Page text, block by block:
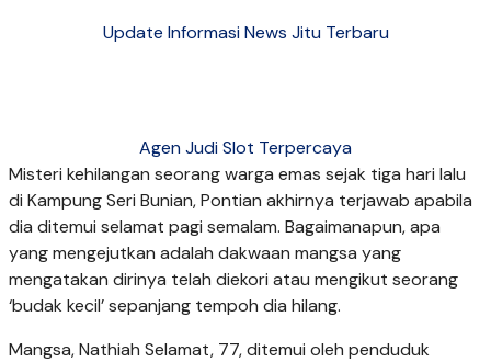
Update Informasi News Jitu Terbaru
Agen Judi Slot Terpercaya
Misteri kehilangan seorang warga emas sejak tiga hari lalu
di Kampung Seri Bunian, Pontian akhirnya terjawab apabila
dia ditemui selamat pagi semalam. Bagaimanapun, apa
yang mengejutkan adalah dakwaan mangsa yang
mengatakan dirinya telah diekori atau mengikut seorang
‘budak kecil’ sepanjang tempoh dia hilang.
Mangsa, Nathiah Selamat, 77, ditemui oleh penduduk